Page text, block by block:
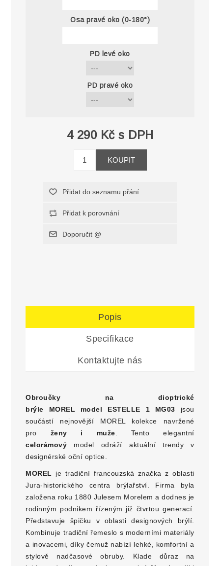
Osa pravé oko (0-180°)
PD levé oko
PD pravé oko
4 290 Kč s DPH
Popis
Specifikace
Kontaktujte nás
Obroučky na dioptrické
brýle
MOREL model ESTELLE 1 MG03 jsou
součástí nejnovější MOREL kolekce navržené
pro ženy i muže . Tento elegantní
celorámový model odráží aktuální trendy v
designérské oční optice.
MOREL
je tradiční francouzská značka z oblasti
Jura-historického centra brýlařství. Firma byla
založena roku 1880 Julesem Morelem a dodnes je
rodinným podnikem řízeným již čtvrtou generací.
Představuje špičku v oblasti designových brýlí.
Kombinuje tradiční řemeslo s moderními materiály
a inovacemi, díky čemuž nabízí lehké, komfortní a
stylově nadčasové obruby. Klade důraz na